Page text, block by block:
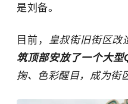
是刘备。
目前， 皇叔街旧街区改
筑顶部安放了一个大型
掬、色彩醒目，成为街